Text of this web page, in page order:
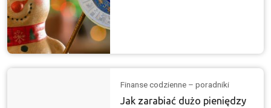
Finanse codzienne – poradniki
Jak zarabiać dużo pieniędzy